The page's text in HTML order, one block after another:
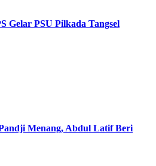
Gelar PSU Pilkada Tangsel
Menang, Abdul Latif Beri